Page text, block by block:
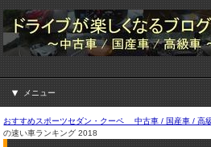
メニュー
おすすめスポーツセダン・クーペ 中古車 / 国産車 / 高
の速い車ランキング 2018